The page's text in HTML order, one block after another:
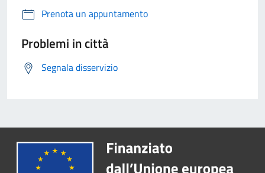
Prenota un appuntamento
Problemi in città
Segnala disservizio